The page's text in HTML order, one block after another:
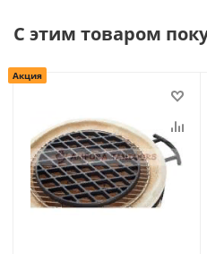
С этим товаром
Акция